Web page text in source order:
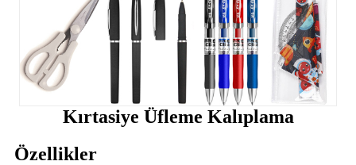
Kırtasiye Üfleme Kalıplama
Özellikler